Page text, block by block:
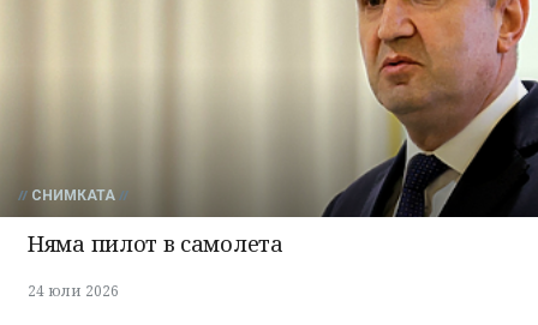
СНИМКАТА
Няма пилот в самолета
24 юли 2026